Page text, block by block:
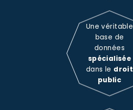
Une véritable
base de
données
spécialisée
dans le droit
public